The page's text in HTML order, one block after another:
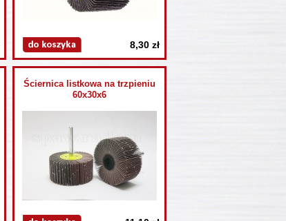
8,30 zł
Ściernica listkowa na trzpieniu
60x30x6